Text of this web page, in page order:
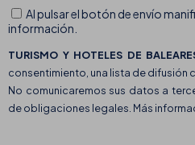
Al pulsar el botón de envío
información.
TURISMO Y HOTELES DE
consentimiento, una lista de difusión
No comunicaremos sus datos a
de obligaciones legales. Más